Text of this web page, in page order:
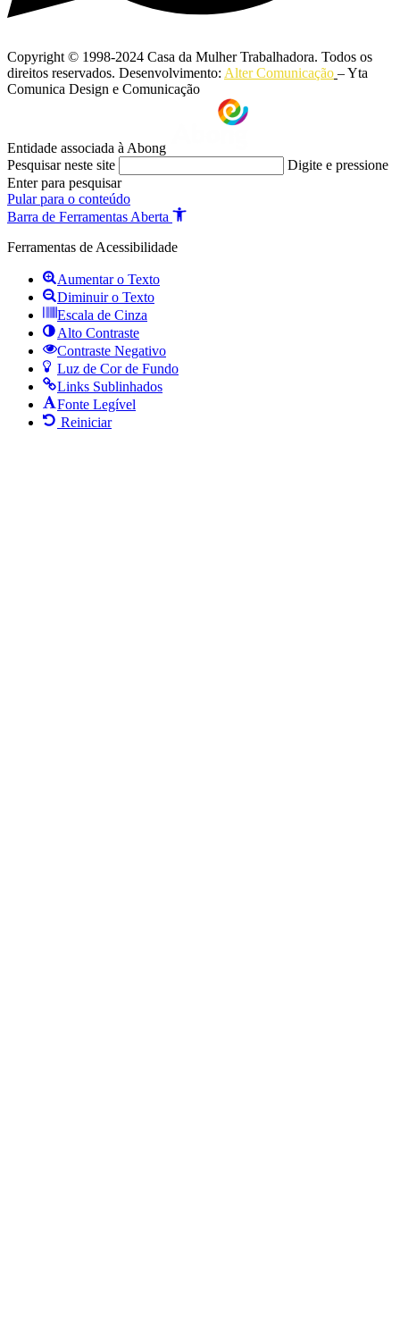
Copyright © 1998-2024 Casa da Mulher Trabalhadora. Todos os
direitos reservados. Desenvolvimento: Alter Comunicação – Yta
Comunica Design e Comunicação
Entidade associada à Abong
Pesquisar neste site
Digite e pressione
Enter para pesquisar
Pular para o conteúdo
Barra de Ferramentas Aberta
Ferramentas de Acessibilidade
Aumentar o Texto
Diminuir o Texto
Escala de Cinza
Alto Contraste
Contraste Negativo
Luz de Cor de Fundo
Links Sublinhados
Fonte Legível
Reiniciar